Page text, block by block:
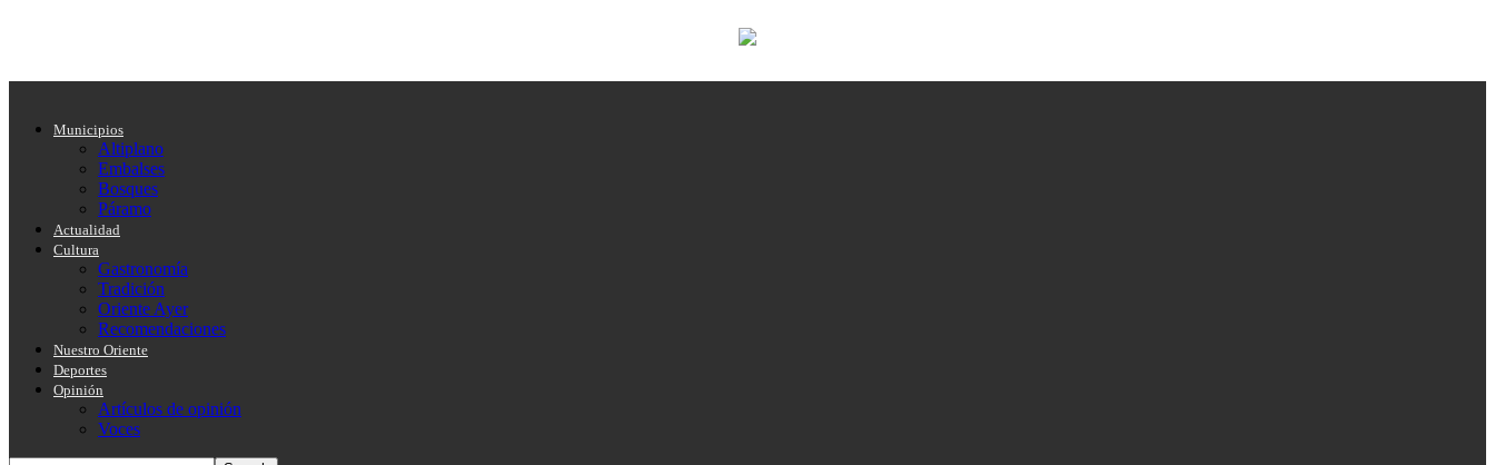
Municipios
Altiplano
Embalses
Bosques
Páramo
Actualidad
Cultura
Gastronomía
Tradición
Oriente Ayer
Recomendaciones
Nuestro Oriente
Deportes
Opinión
Artículos de opinión
Voces